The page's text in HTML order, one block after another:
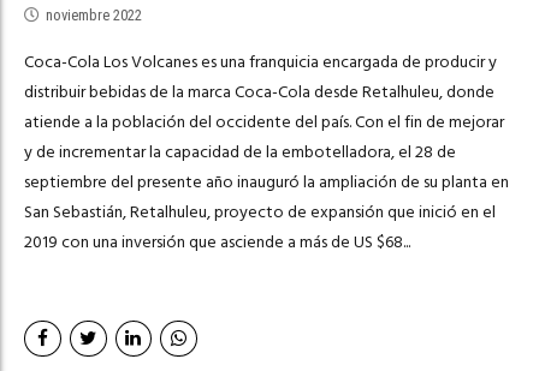
noviembre 2022
Coca-Cola Los Volcanes es una franquicia encargada de producir y
distribuir bebidas de la marca Coca-Cola desde Retalhuleu, donde
atiende a la población del occidente del país. Con el fin de mejorar
y de incrementar la capacidad de la embotelladora, el 28 de
septiembre del presente año inauguró la ampliación de su planta en
San Sebastián, Retalhuleu, proyecto de expansión que inició en el
2019 con una inversión que asciende a más de US $68...